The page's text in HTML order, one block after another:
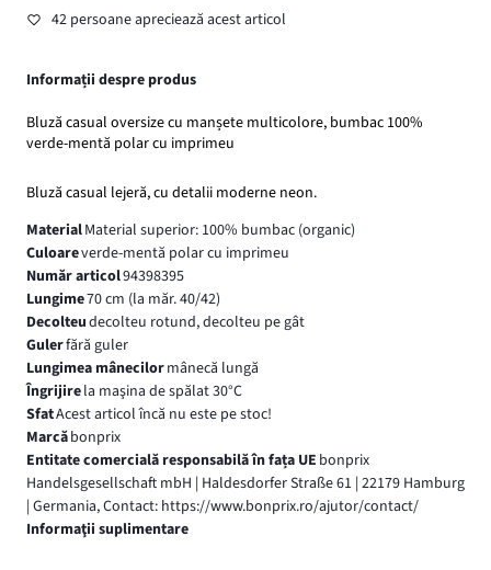
42 persoane apreciează acest articol
Informații despre produs
Bluză casual oversize cu manșete multicolore, bumbac 100%
verde-mentă polar cu imprimeu
Bluză casual lejeră, cu detalii moderne neon.
MaterialMaterial superior: 100% bumbac (organic)
Culoareverde-mentă polar cu imprimeu
Număr articol94398395
Lungime70 cm (la măr. 40/42)
Decolteudecolteu rotund, decolteu pe gât
Gulerfără guler
Lungimea mânecilormânecă lungă
Îngrijirela maşina de spălat 30°C
SfatAcest articol încă nu este pe stoc!
Marcăbonprix
Entitate comercială responsabilă în fața UE bonprix
Handelsgesellschaft mbH | Haldesdorfer Straße 61 | 22179 Hamburg
| Germania, Contact: https://www.bonprix.ro/ajutor/contact/
Informaţii suplimentare